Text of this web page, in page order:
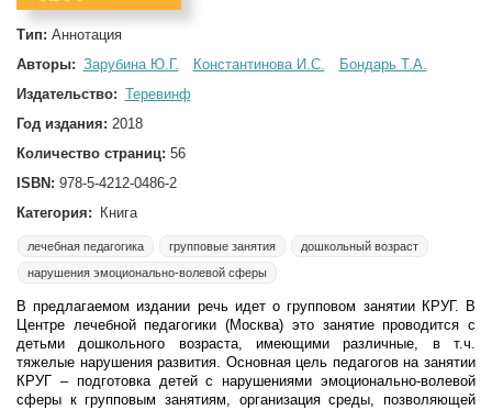
Тип: Аннотация
Авторы: Зарубина Ю.Г. Константинова И.С.
Бондарь Т.А.
Издательство: Теревинф
Год издания: 2018
Количество страниц: 56
ISBN: 978-5-4212-0486-2
Категория:
Книга
лечебная педагогика групповые занятия
дошкольный возраст
нарушения эмоционально-волевой сферы
В предлагаемом издании речь идет о групповом занятии КРУГ. В
Центре лечебной педагогики (Москва) это занятие проводится с
детьми дошкольного возраста, имеющими различные, в т.ч.
тяжелые нарушения развития. Основная цель педагогов на занятии
КРУГ – подготовка детей с нарушениями эмоционально-волевой
сферы к групповым занятиям, организация среды, позволяющей